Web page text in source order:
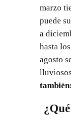
marzo
puede
a
hasta
agosto
también: